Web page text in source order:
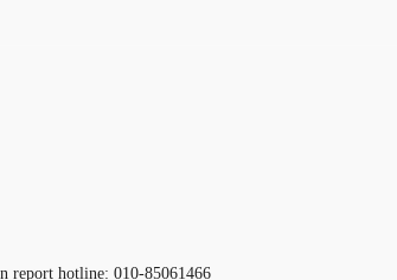
report hotline: 010-85061466